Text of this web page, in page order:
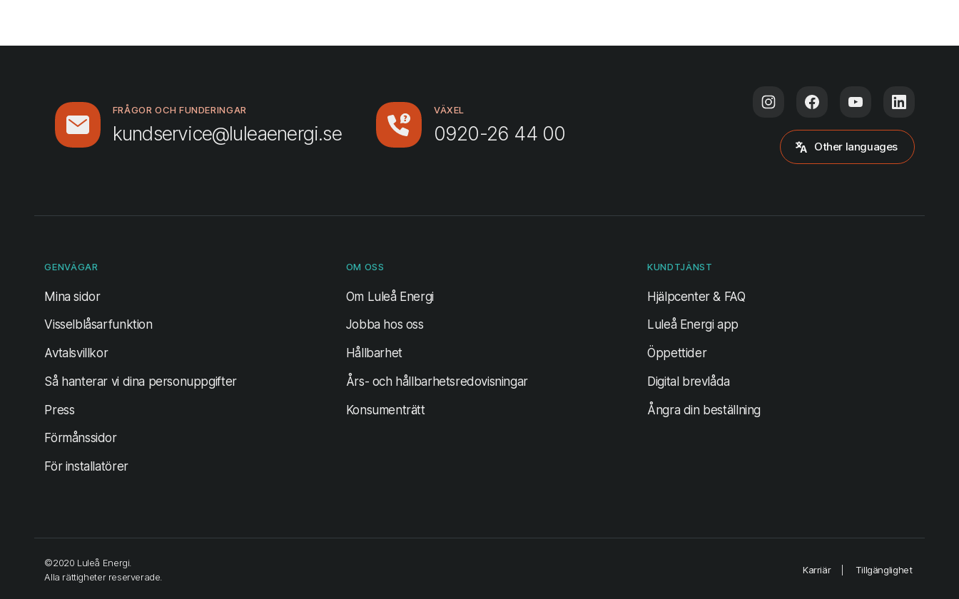
FRÅGOR OCH FUNDERINGAR
kundservice@luleaenergi.se
VÄXEL
0920-26 44 00
Other languages
GENVÄGAR
Mina sidor(öppnas i ny flik)
Visselblåsarfunktion
Avtalsvillkor
Så hanterar vi dina personuppgifter
Press
Förmånssidor
För installatörer
OM OSS
Om Luleå Energi
Jobba hos oss
Hållbarhet
Års- och hållbarhetsredovisningar
Konsumenträtt
KUNDTJÄNST
Hjälpcenter & FAQ
Luleå Energi app
Öppettider
Digital brevlåda
Ångra din beställning
©2020 Luleå Energi.
Alla rättigheter reserverade.
Karriär Tillgänglighet